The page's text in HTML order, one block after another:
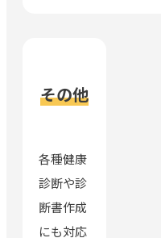
その他
各種健康
診断や診
断書作成
にも対応